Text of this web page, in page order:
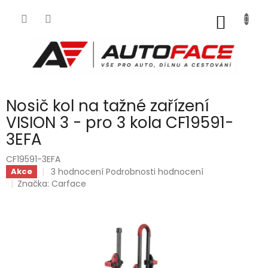
Nosič kol na tažné zařízení
VISION 3 - pro 3 kola CF19591-
3EFA
CF19591-3EFA
Akce
Průměrné
hodnocení
3 hodnocení Podrobnosti hodnocení
Značka:Carface